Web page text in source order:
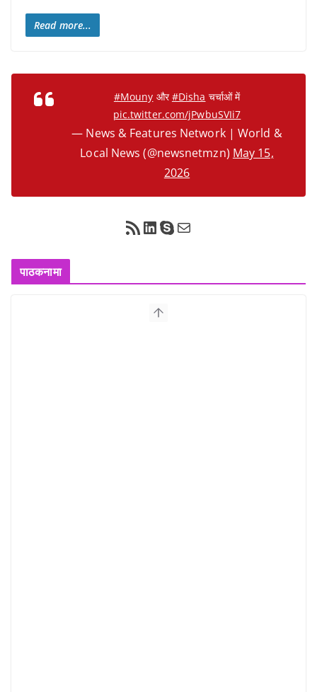
Read more...
#Mouny और#Disha चर्चाओं में
pic.twitter.com/jPwbuSVIi7
— News & Features Network | World &
Local News (@newsnetmzn) May 15,
2026
RSS Feed LinkedIn Skype Mail
पाठकनामा